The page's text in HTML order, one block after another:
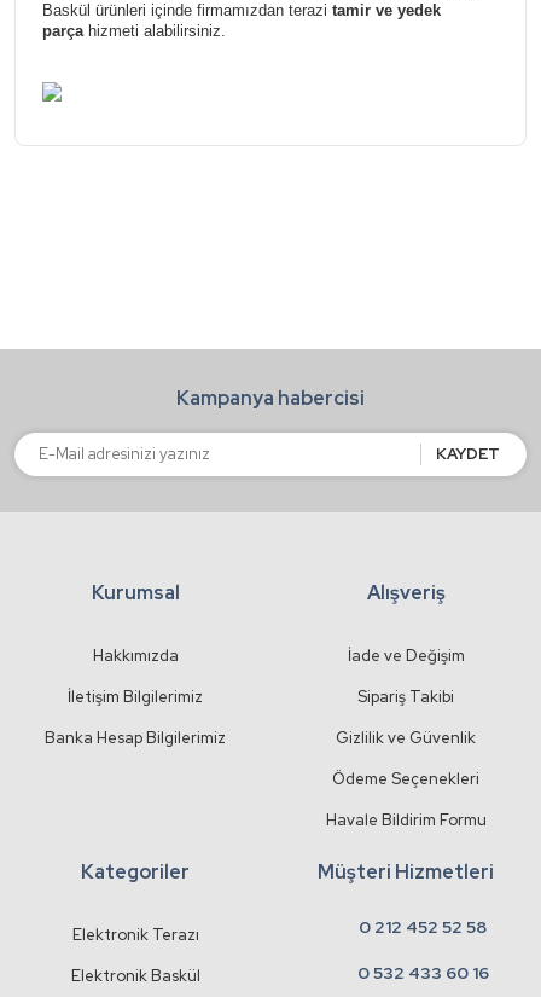
Baskül ürünleri içinde firmamızdan terazi tamir ve yedek
parça hizmeti alabilirsiniz.
konularda yetersiz gördüğünüz noktaları öneri formunu
Ürün fiyatı diğer sitelerden daha pahalı.
Bu ürüne benzer farklı alternatifler olmalı.
Kampanya habercisi
KAYDET
Kurumsal
Hakkımızda
İletişim Bilgilerimiz
Banka Hesap Bilgilerimiz
Alışveriş
İade ve Değişim
Sipariş Takibi
Gizlilik ve Güvenlik
Ödeme Seçenekleri
Havale Bildirim Formu
Kategoriler
Elektronik Terazı
Elektronik Baskül
Müşteri Hizmetleri
0 212 452 52 58
0 532 433 60 16